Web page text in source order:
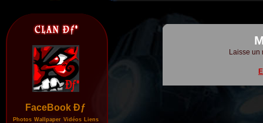
FaceBook Đƒ
Photos Wallpaper Vidéos
Liens
Laisse un